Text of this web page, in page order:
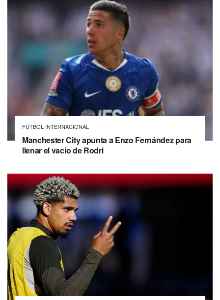
FÚTBOL INTERNACIONAL
Manchester City apunta a Enzo Fernández para
llenar el vacío de Rodri